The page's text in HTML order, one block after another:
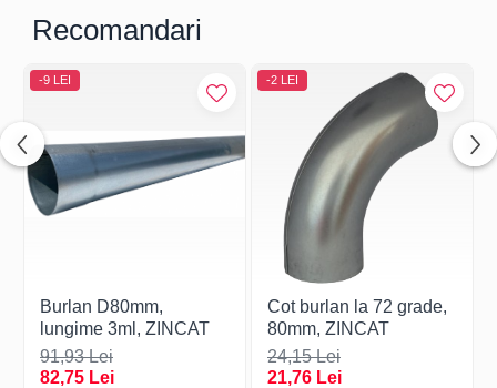
Recomandari
-9 LEI
Burlan D80mm,
lungime 3ml, ZINCAT
91,93 Lei
82,75 Lei
-2 LEI
Cot burlan la 72 grade,
80mm, ZINCAT
24,15 Lei
21,76 Lei